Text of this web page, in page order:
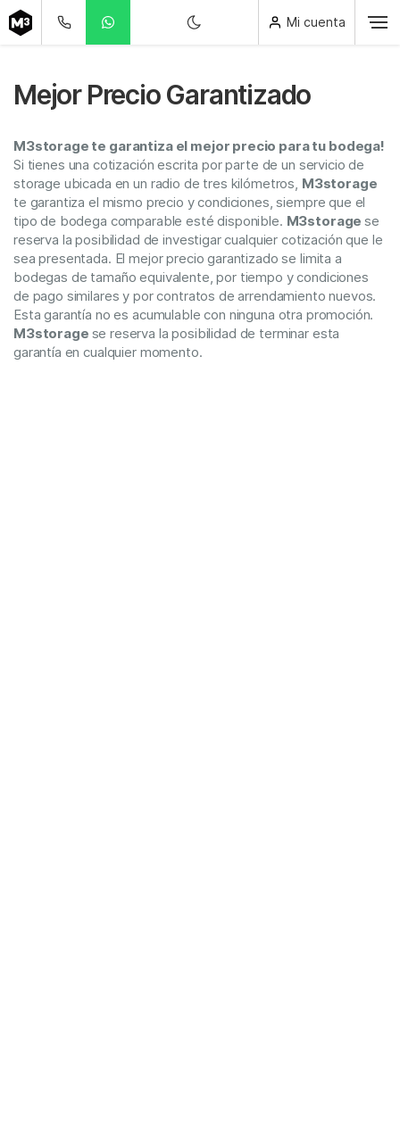
Mi cuenta
Mejor Precio Garantizado
M3storage te garantiza el mejor precio para tu bodega!
Si tienes una cotización escrita por parte de un servicio de
storage ubicada en un radio de tres kilómetros, M3storage
te garantiza el mismo precio y condiciones, siempre que el
tipo de bodega comparable esté disponible. M3storagese
reserva la posibilidad de investigar cualquier cotización que le
sea presentada. El mejor precio garantizado se limita a
bodegas de tamaño equivalente, por tiempo y condiciones
de pago similares y por contratos de arrendamiento nuevos.
Esta garantía no es acumulable con ninguna otra promoción.
M3storage se reserva la posibilidad de terminar esta
garantía en cualquier momento.